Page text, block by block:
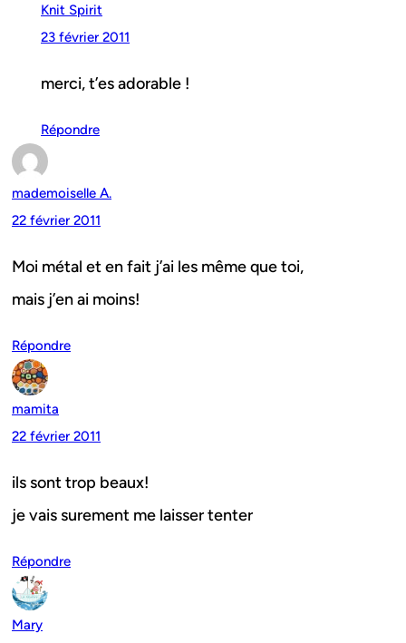
Knit Spirit
23 février 2011
merci, t’es adorable !
Répondre
mademoiselle A.
22 février 2011
Moi métal et en fait j’ai les même que toi,
mais j’en ai moins!
Répondre
mamita
22 février 2011
ils sont trop beaux!
je vais surement me laisser tenter
Répondre
Mary